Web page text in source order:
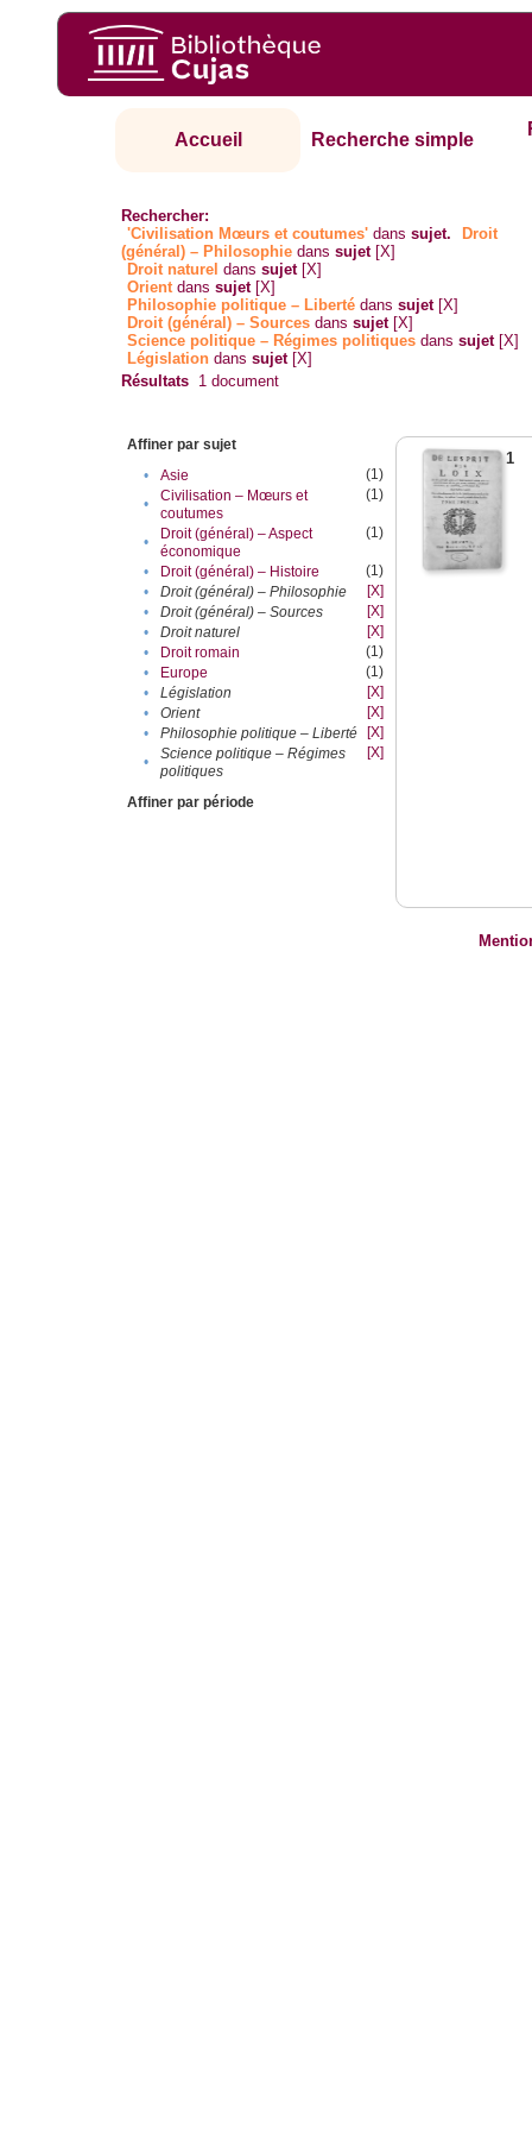
Accueil Recherche simple
Rechercher:
'Civilisation Mœurs et coutumes' danssujet.
Droit
(général) – Philosophie danssujet [X]
Droit naturel danssujet [X]
Orientdanssujet [X]
Philosophie politique – Liberté danssujet [X]
Droit (général) – Sources danssujet [X]
Science politique – Régimes politiques danssujet [X]
Législation danssujet [X]
Résultats 1 document
Affiner par sujet
•
Asie
(1)
•
Civilisation – Mœurs et
coutumes
(1)
•
Droit (général) – Aspect
économique
(1)
• Droit (général) – Histoire
(1)
•
Droit (général) – Philosophie
[X]
•
Droit (général) – Sources
[X]
•
Droit naturel
[X]
•
Droit romain
(1)
•
Europe
(1)
•
Législation
[X]
•
Orient
[X]
•
Philosophie politique – Liberté
[X]
•
Science politique – Régimes
politiques
[X]
Affiner par période
1